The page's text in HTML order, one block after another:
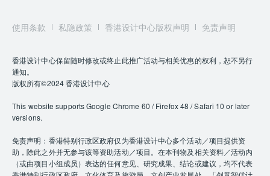
使用条款 私隐政策 香港设计中心版权声明 免责声明
香港设计中心保留随时修改或终止此推广活动与相关优惠的权利，恕不另行
通知。
版权所有©2024 香港设计中心
This website supports Google Chrome 60 / Firefox 48 / Safari 10 or later
versions.
免责声明：香港特别行政区政府仅为香港设计中心多个活动／项目提供资
助，除此之外并无参与该等资助活动／项目。在本刊物及相关资料／活动内
（或由项目小组成员）表达的任何意见、研究成果、结论或建议，均不代表